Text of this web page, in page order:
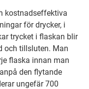
kostnadseffektiva
för drycker, i
trycket i flaskan blir
och tillsluten. Man
flaska innan man
den flytande
ungefär 700